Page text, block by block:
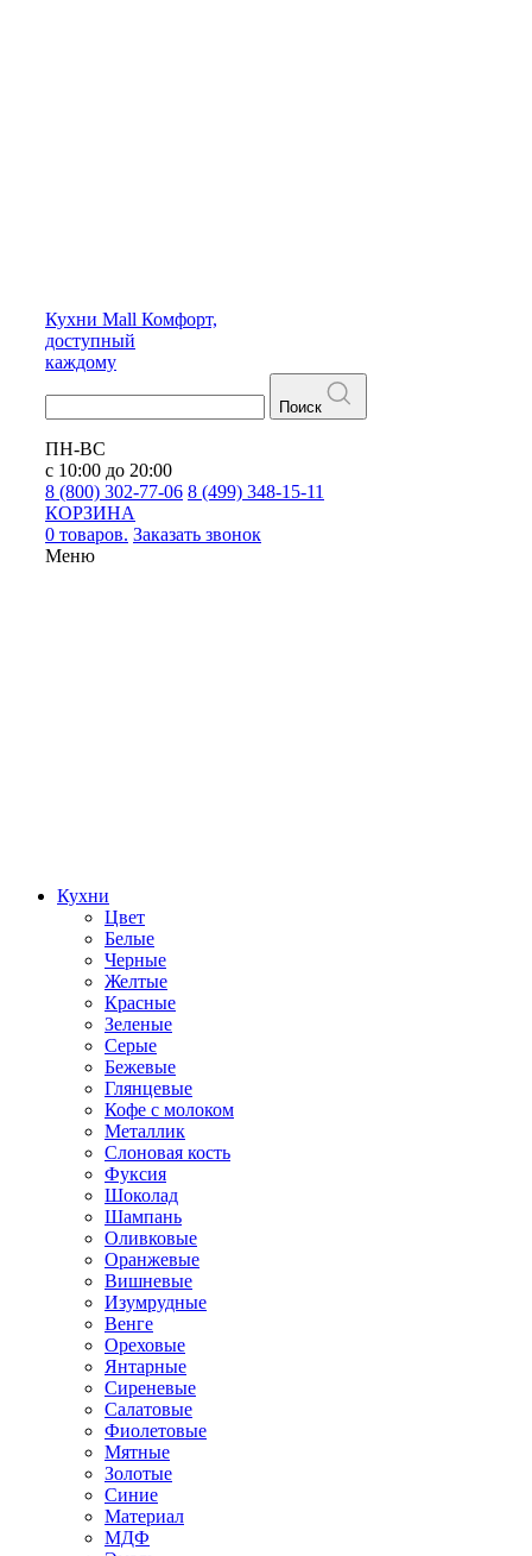
Кухни Mall Комфорт,
доступный
каждому
Поиск
ПН-ВС
с 10:00 до 20:00
8 (800) 302-77-06 8 (499) 348-15-11
КОРЗИНА
0 товаров. Заказать звонок
Меню
Кухни
Цвет
Белые
Черные
Желтые
Красные
Зеленые
Серые
Бежевые
Глянцевые
Кофе с молоком
Металлик
Слоновая кость
Фуксия
Шоколад
Шампань
Оливковые
Оранжевые
Вишневые
Изумрудные
Венге
Ореховые
Янтарные
Сиреневые
Салатовые
Фиолетовые
Мятные
Золотые
Синие
Материал
МДФ